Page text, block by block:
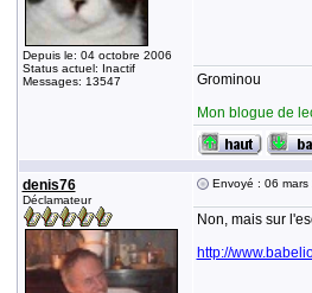
Depuis le: 04 octobre 2006
Status actuel: Inactif
Messages: 13547
Grominou
Mon blogue de
denis76
Déclamateur
Envoyé : 06 mars
Non, mais sur
http://